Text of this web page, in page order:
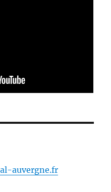
auvergne.fr